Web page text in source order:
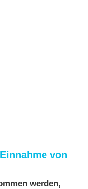
von
werden,